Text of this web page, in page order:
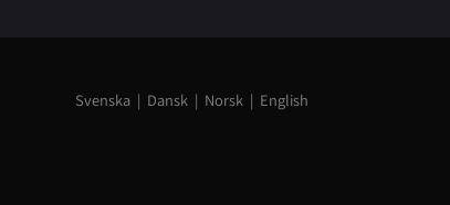
Svenska | Dansk | Norsk | English